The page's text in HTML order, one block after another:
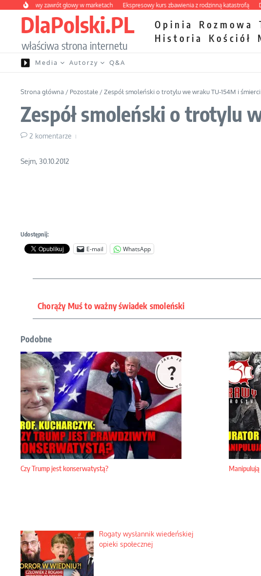
Przejdź do treści
owocowy zawrót głowy w marketach Ekspresowy kurs zbawienia z rodzinną katastrofą
DlaPolski.PL
właściwa strona internetu
Opinia Rozmowa
Historia
Kościół
Media Autorzy Q&A
Strona główna / Pozostałe /Zespół smoleński o trotylu we wraku TU-154M i
Zespół smoleński o trotylu
2 komentarze
Sejm, 30.10.2012
Udostępnij:
E-mail WhatsApp
Chorąży Muś to ważny świadek smoleński
Podobne
Czy Trump jest konserwatystą?
Rogaty wysłannik wiedeńskiej
opieki społecznej